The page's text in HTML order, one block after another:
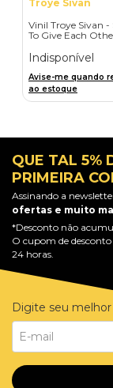
Troye Sivan
Vinil Troye Sivan
To Give Each
Indisponível
Avise-me quando
ao estoque
QUE TAL 5%
PRIMEIRA
Assinando a
ofertas e muito
*Desconto não
O cupom de
24 horas.
Digite seu